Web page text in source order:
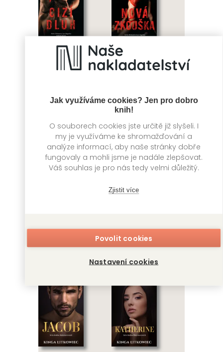
Jak využíváme cookies? Jen pro dobro
knih!
O souborech cookies jste určitě již slyšeli. I
my je využíváme ke shromažďování a
analýze informací, aby naše stránky dobře
fungovaly a mohli jsme je nadále zlepšovat.
Váš souhlas je pro nás tedy velmi důležitý.
Zjistit více
Povolit cookies
Nastavení cookies
Cizí dluh
Nová zkouška
Ve jménu pomsty
Kinga Litkowiec
Proti pravidlům
Kinga Litkowiec